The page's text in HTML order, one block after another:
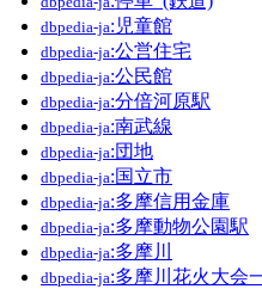
dbpedia-ja:児童館
dbpedia-ja:公営住宅
dbpedia-ja:公民館
dbpedia-ja:分倍河原駅
dbpedia-ja:南武線
dbpedia-ja:団地
dbpedia-ja:国立市
dbpedia-ja:多摩信用金庫
dbpedia-ja:多摩動物公園駅
dbpedia-ja:多摩川
dbpedia-ja:多摩川花火大会